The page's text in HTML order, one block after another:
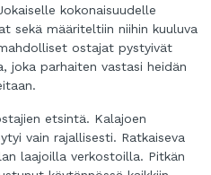
kokonaisuudelle
sekä määriteltiin niihin kuuluva
ostajat pystyivät
joka parhaiten vastasi heidän
etsintä. Kalajoen
vain rajallisesti. Ratkaiseva
laajoilla verkostoilla. Pitkän